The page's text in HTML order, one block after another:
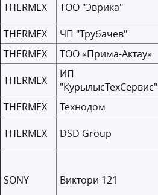
THERMEX ТОО "Эврика"
THERMEX
ЧП "Трубачев"
THERMEX
ТОО «Прима-Актау»
THERMEX
ИП
"КурылысТехСервис"
THERMEX
Технодом
THERMEX
DSD Group
SONY Виктори 121